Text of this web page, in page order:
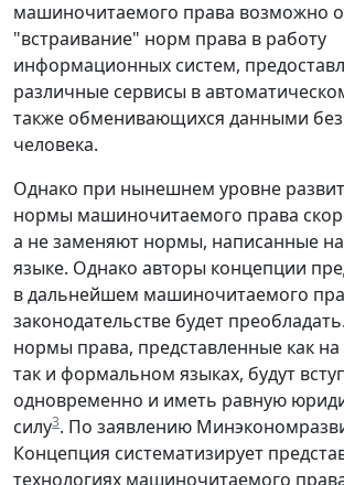
машиночитаемого права возможно
"встраивание" норм права в работу
информационных систем,
различные сервисы в
также обменивающихся данными без
человека.
Однако при нынешнем уровне
нормы машиночитаемого права
а не заменяют нормы, написанные
языке. Однако авторы концепции
в дальнейшем машиночитаемого
законодательстве будет
нормы права, представленные как на
так и формальном языках, будут
одновременно и иметь равную
силу3. По заявлению
Концепция систематизирует
технологиях машиночитаемого